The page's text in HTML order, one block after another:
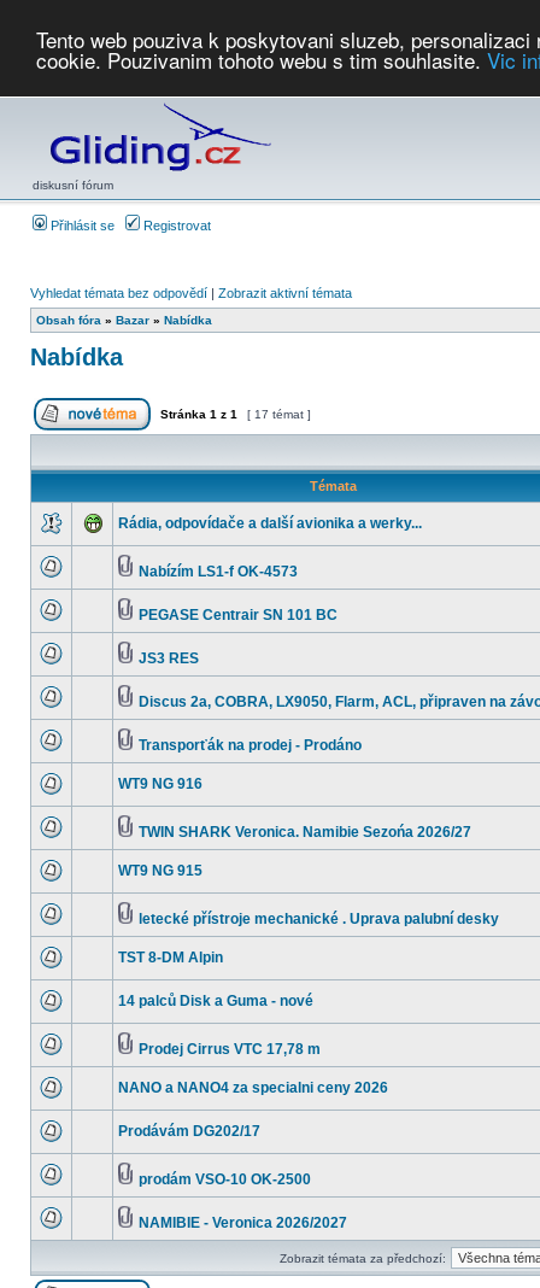
Tento web pouziva k poskytovani sluzeb,
cookie. Pouzivanim tohoto webu s tim souhlasite. Vic
diskusní fórum
Přihlásit se Registrovat
Vyhledat témata bez odpovědí | Zobrazit aktivní témata
Obsah fóra » Bazar » Nabídka
Nabídka
Stránka 1 z 1 [ 17 témat ]
Témata
Rádia, odpovídače a další avionika a werky...
Nabízím LS1-f OK-4573
PEGASE Centrair SN 101 BC
JS3 RES
Discus 2a, COBRA, LX9050, Flarm, ACL, připraven na
Transporťák na prodej - Prodáno
WT9 NG 916
TWIN SHARK Veronica. Namibie Sezońa 2026/27
WT9 NG 915
letecké přístroje mechanické . Uprava palubní desky
TST 8-DM Alpin
14 palců Disk a Guma - nové
Prodej Cirrus VTC 17,78 m
NANO a NANO4 za specialni ceny 2026
Prodávám DG202/17
prodám VSO-10 OK-2500
NAMIBIE - Veronica 2026/2027
Zobrazit témata za předchozí: